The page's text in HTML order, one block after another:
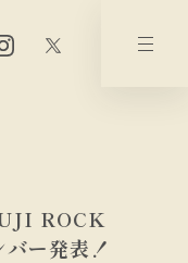
ROCK
ー発表！